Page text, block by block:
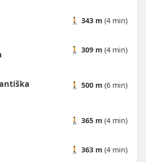
🚶 343 m (4 min)
🚶 309 m (4 min)
🚶 500 m (6 min)
🚶 365 m (4 min)
🚶 363 m (4 min)